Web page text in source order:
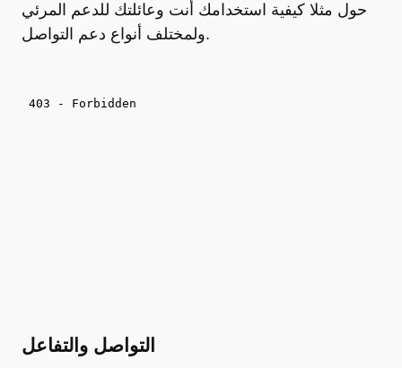
حول مثلا كيفية استخدامك أنت وعائلتك للدعم المرئي
ولمختلف أنواع دعم التواصل.
التواصل والتفاعل